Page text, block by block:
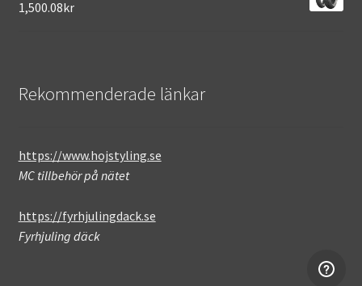
1,500.08kr
Rekommenderade länkar
https://www.hojstyling.se
MC tillbehör på nätet
https://fyrhjulingdack.se
Fyrhjuling däck